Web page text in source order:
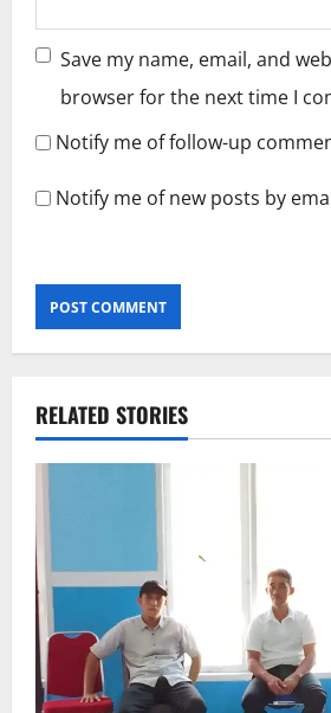
Save my name, email, and
browser for the next time I
Notify me of follow-up
Notify me of new posts by
RELATED STORIES